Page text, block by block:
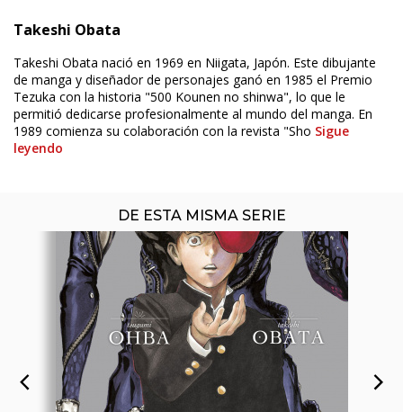
Takeshi Obata
Takeshi Obata nació en 1969 en Niigata, Japón. Este dibujante
de manga y diseñador de personajes ganó en 1985 el Premio
Tezuka con la historia "500 Kounen no shinwa", lo que le
permitió dedicarse profesionalmente al mundo del manga. En
1989 comienza su colaboración con la revista "Sho Sigue
leyendo
DE ESTA MISMA SERIE